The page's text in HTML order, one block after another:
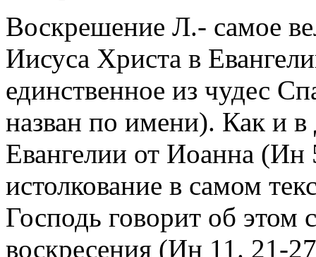
Воскрешение Л.- самое
Иисуса Христа в
единственное из чудес
назван по имени). Как и в
Евангелии от Иоанна (Ин
истолкование в самом
Господь говорит об этом
воскресения (Ин 11. 21-